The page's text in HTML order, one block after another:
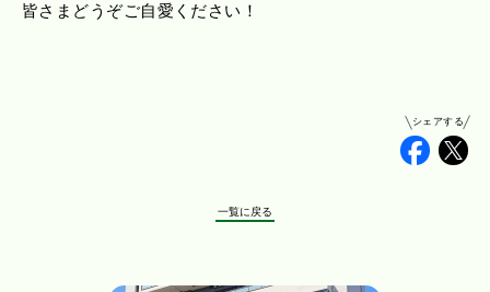
皆さまどうぞご自愛ください！
シェアする
一覧に戻る